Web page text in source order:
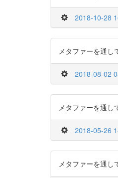
2018-10-28
メタファーを通し
2018-08-02
メタファーを通し
2018-05-26
メタファーを通し